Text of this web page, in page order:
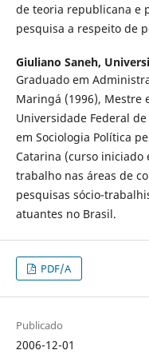
de teoria republicana e
pesquisa a respeito de
Giuliano Saneh,
Graduado em
Maringá (1996), Mestre
Universidade Federal
em Sociologia Política
Catarina (curso iniciado
trabalho nas áreas de
pesquisas sócio-
atuantes no Brasil.
PDF/A
Publicado
2006-12-01